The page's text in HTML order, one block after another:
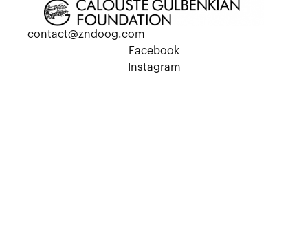
contact@zndoog.com
Facebook
Instagram